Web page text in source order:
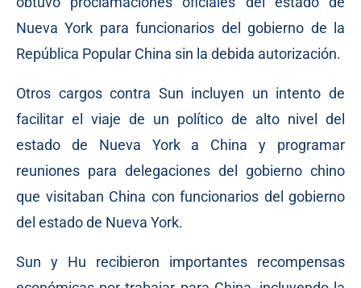
Nueva York para funcionarios del gobierno de la
República Popular China sin la debida autorización.
Otros cargos contra Sun incluyen un intento de
facilitar el viaje de un político de alto nivel del
estado de Nueva York a China y programar
reuniones para delegaciones del gobierno chino
que visitaban China con funcionarios del gobierno
del estado de Nueva York.
Sun y Hu recibieron importantes recompensas